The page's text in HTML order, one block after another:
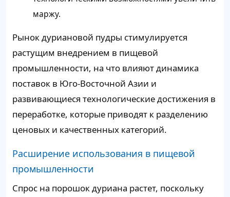
маржу.
Рынок дуриановой пудры стимулируется
растущим внедрением в пищевой
промышленности, на что влияют динамика
поставок в Юго-Восточной Азии и
развивающиеся технологические достижения в
переработке, которые приводят к разделению
ценовых и качественных категорий.
Расширение использования в пищевой
промышленности
Спрос на порошок дуриана растет, поскольку